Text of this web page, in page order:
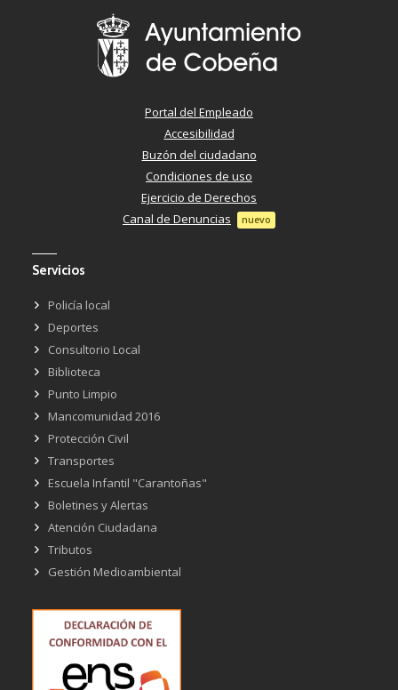
Portal del Empleado
Accesibilidad
Buzón del ciudadano
Condiciones de uso
Ejercicio de Derechos
Canal de Denuncias
nuevo
Servicios
Policía local
Deportes
Consultorio Local
Biblioteca
Punto Limpio
Mancomunidad 2016
Protección Civil
Transportes
Escuela Infantil "Carantoñas"
Boletines y Alertas
Atención Ciudadana
Tributos
Gestión Medioambiental